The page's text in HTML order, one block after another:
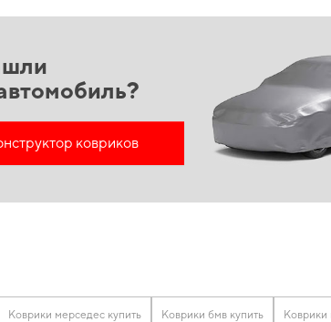
ковриков
Коврики мерседес купить Коврики бмв купить Коврики